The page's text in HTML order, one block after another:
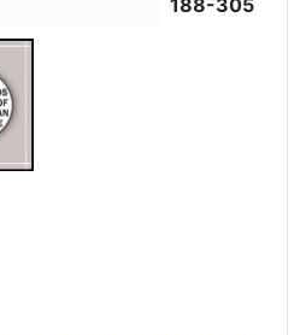
188-305